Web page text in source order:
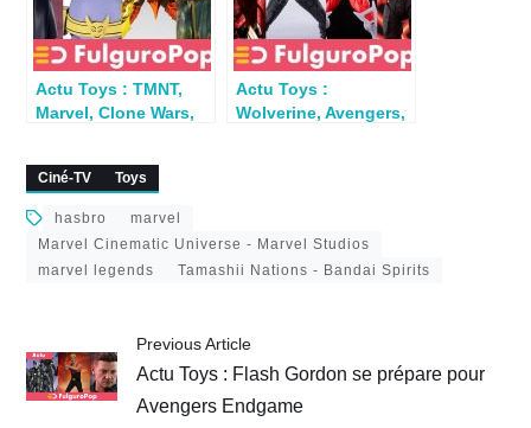
Actu Toys : TMNT,
Marvel, Clone Wars,
Actu Toys :
Wolverine, Avengers,
Ciné-TV Toys
hasbro
marvel
Marvel Cinematic Universe - Marvel Studios
marvel legends
Tamashii Nations - Bandai Spirits
Previous Article
Actu Toys : Flash Gordon se prépare pour
Avengers Endgame